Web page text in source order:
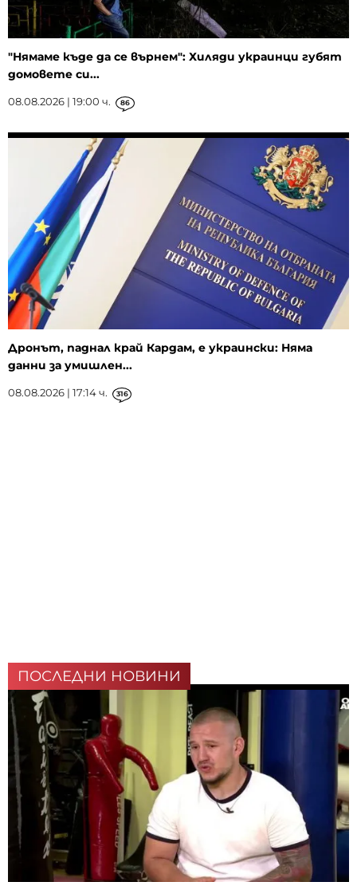
"Нямаме къде да се върнем": Хиляди украинци губят
домовете си...
08.08.2026 | 19:00 ч. 86
Дронът, паднал край Кардам, е украински: Няма
данни за умишлен...
08.08.2026 | 17:14 ч. 316
ПОСЛЕДНИ НОВИНИ